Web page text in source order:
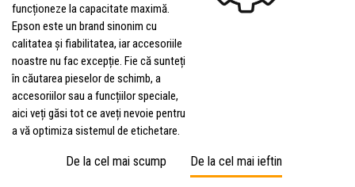
funcționeze la capacitate maximă.
Epson este un brand sinonim cu
calitatea și fiabilitatea, iar accesoriile
noastre nu fac excepție. Fie că sunteți
în căutarea pieselor de schimb, a
accesoriilor sau a funcțiilor speciale,
aici veți găsi tot ce aveți nevoie pentru
a vă optimiza sistemul de etichetare.
De la cel mai scump De la cel mai ieftin